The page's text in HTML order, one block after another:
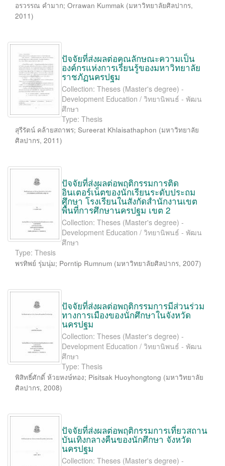
อรวรรณ คำมาก; Orrawan Kummak (มหาวิทยาลัยศิลปากร,
2011)
ปัจจัยที่ส่งผลต่อคุณลักษณะความเป็น
องค์กรแห่งการเรียนรู้ของมหาวิทยาลัย
ราชภัฏนครปฐม
Collection: Theses (Master's degree) -
Development Education / วิทยานิพนธ์ - พัฒน
ศึกษา
Type: Thesis
สุรีรัตน์ คล้ายสถาพร; Sureerat Khlaisathaphon (มหาวิทยาลัย
ศิลปากร, 2011)
ปัจจัยที่ส่งผลต่อพฤติกรรมการติด
อินเตอร์เน็ตของนักเรียนระดับประถม
ศึกษา โรงเรียนในสังกัดสำนักงานเขต
พื้นที่การศึกษานครปฐม เขต 2
Collection: Theses (Master's degree) -
Development Education / วิทยานิพนธ์ - พัฒน
ศึกษา
Type: Thesis
พรทิพย์ รุ่มนุ่ม; Porntip Rumnum (มหาวิทยาลัยศิลปากร, 2007)
ปัจจัยที่ส่งผลต่อพฤติกรรมการมีส่วนร่วม
ทางการเมืองของนักศึกษาในจังหวัด
นครปฐม
Collection: Theses (Master's degree) -
Development Education / วิทยานิพนธ์ - พัฒน
ศึกษา
Type: Thesis
พิสิทธิ์ศักดิ์ ห้วยหงษ์ทอง; Pisitsak Huoyhongtong (มหาวิทยาลัย
ศิลปากร, 2008)
ปัจจัยที่ส่งผลต่อพฤติกรรมการเที่ยวสถาน
บันเทิงกลางคืนของนักศึกษา จังหวัด
นครปฐม
Collection: Theses (Master's degree) -